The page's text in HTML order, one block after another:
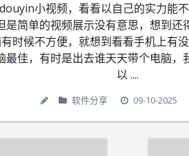
小视频，看看以自己的实力能
是简单的视频展示没有意思，想到
时候不方便，就想到看看手机上有
最佳，有时是出去谁天天带个电脑
以....
软件分享 09-10-2025